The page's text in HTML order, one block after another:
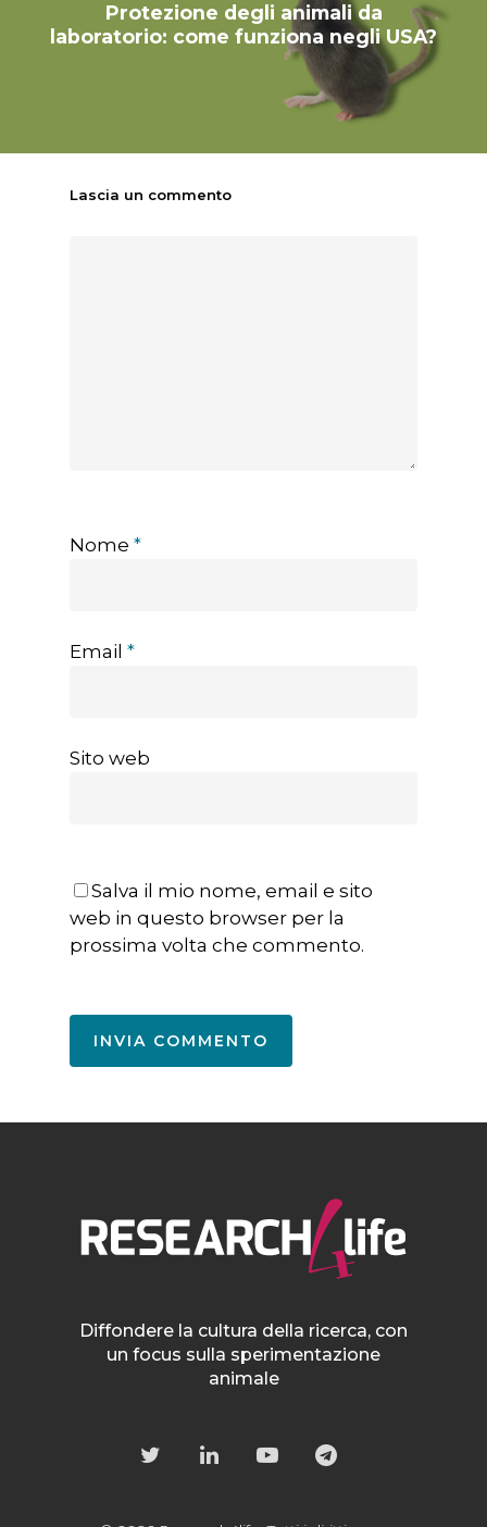
Protezione degli animali da
laboratorio: come funziona negli USA?
Lascia un commento
Nome *
Email *
Sito web
Salva il mio nome, email e sito
web in questo browser per la
prossima volta che commento.
Diffondere la cultura della ricerca, con
un focus sulla sperimentazione
animale